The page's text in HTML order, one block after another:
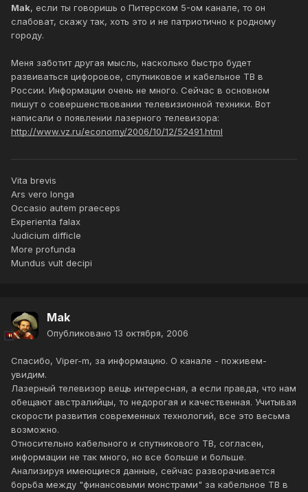
Mak, если ты говоришь о Питерском 5-ом канале, то он
слабоват, скажу так, хоть это и не патриотично к родному
городу.
Меня заботит другая мысль, насколько быстро будет
развиваться цифоровое, спутниковое и кабельное ТВ в
России. Информации очень не много. Сейчас в основном
пишут о совершенствовании телевизионной техники. Вот
написали о появлении лазерного телевизора:
http://www.vz.ru/economy/2006/10/12/52491.html
Vita brevis
Ars vero longa
Occasio autem praeceps
Experienta falax
Judicium difficle
More profunda
Mundus vult decipi
Mak
Опубликовано 13 октября, 2006
Спасибо, Viper-m, за информацию. О канале - поживем-
увидим.
Лазерный телевизор вещь интересная, а если правда, что нам
обещают австралийцы, то недорогая и качественная. Учитывая
скорости развития современных технологий, все это весьма
возможно.
Относительно кабельного и спутникового ТВ, согласен,
информации не так много, но все больше и больше.
Анализируя имеющиеся данные, сейчас разворачивается
борьба между "финансовыми монстрами" за кабельное ТВ в